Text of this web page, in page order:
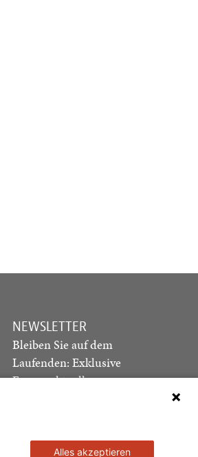
NEWSLETTER
Bleiben Sie auf dem
Laufenden: Exklusive
Essays, aktuelle
Alles akzeptieren